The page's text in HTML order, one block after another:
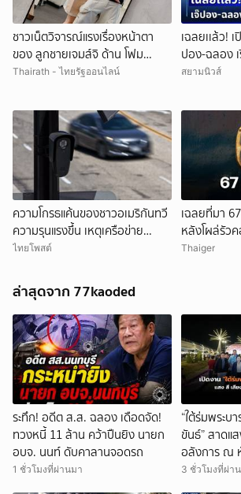
ชาวเน็ตวิจารณ์แรงเรื่องหน้าตา
ของ ลูกชายเจมส์จิ ด้าน โฟม
ภรรยา ไม่อยู่เฉย สวนกลับทันที
Thairath - ไทยรัฐออนไลน์
เฉลยเเล้ว!
ปอง-ฉลอง เ
กลางรายการ
สยามนิวส์
ความโกรธแค้นของชาวอเมริกันทวี
ความรุนแรงขึ้น เหตุเครือข่าย
กล้องCCTVละเมิดความเป็นส่วน
ไทยโพสต์
เฉลยที่มา
หลังโผล่รัวค
ทูบเบอร์หัวสี’
Thaiger
ล่าสุดจาก 77kaoded
ระทึก! อดีต ส.ส. ฉลอง เดือดจัด!
ทวงหนี้ 11 ล้าน คว้าปืนยิง นายก
อบจ. นนท์ ดับคาลานจอดรถ
1 ชั่วโมงที่ผ่านมา
“ใต้ร่มพระบ
ขันธ์” สาดแ
อลังการ ณ
3 ชั่วโมงที่ผ่า